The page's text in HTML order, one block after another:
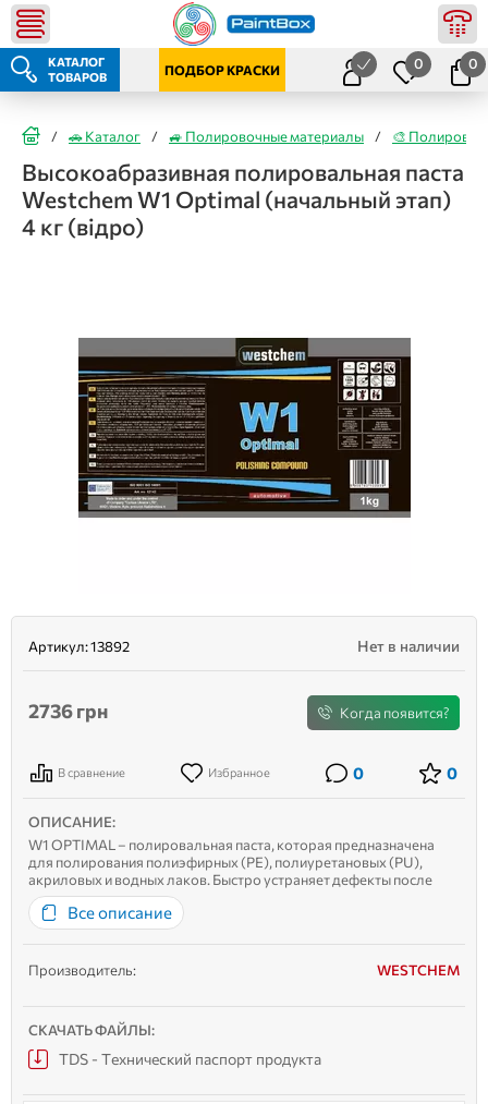
КАТАЛОГ
ТОВАРОВ
ПОДБОР КРАСКИ 0 0
/ 🚗 Каталог / 🚙 Полировочные материалы / 🎨
Высокоабразивная полировальная паста
Westchem W1 Optimal (начальный этап)
4 кг (відро)
Артикул:13892 Нет в наличии
2736грн Когда появится?
В сравнение Избранное 0 0
ОПИСАНИЕ:
W1 OPTIMAL – полировальная паста, которая предназначена
для полирования полиэфирных (PE), полиуретановых (PU),
акриловых и водных лаков. Быстро устраняет дефекты после
шлифования наждачной бумагой Р1200, обеспечивая высокое
качество ЛКП. Содержащиеся высококачественные абразивные
минералы...
Все описание
Производитель: WESTCHEM
СКАЧАТЬ ФАЙЛЫ:
TDS - Технический паспорт продукта